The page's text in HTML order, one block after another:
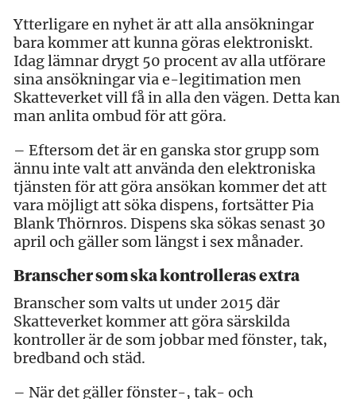
Ytterligare en nyhet är att alla ansökningar
bara kommer att kunna göras elektroniskt.
Idag lämnar drygt 50 procent av alla utförare
sina ansökningar via e-legitimation men
Skatteverket vill få in alla den vägen. Detta kan
man anlita ombud för att göra.
– Eftersom det är en ganska stor grupp som
ännu inte valt att använda den elektroniska
tjänsten för att göra ansökan kommer det att
vara möjligt att söka dispens, fortsätter Pia
Blank Thörnros. Dispens ska sökas senast 30
april och gäller som längst i sex månader.
Branscher som ska kontrolleras extra
Branscher som valts ut under 2015 där
Skatteverket kommer att göra särskilda
kontroller är de som jobbar med fönster, tak,
bredband och städ.
– När det gäller fönster-, tak- och